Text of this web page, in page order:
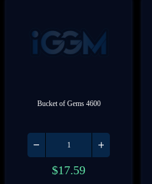
Bucket of Gems 4600
$17.59